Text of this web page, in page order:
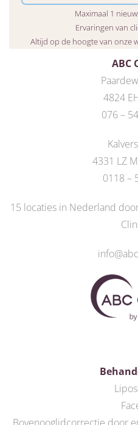
ABC
4824
076 –
4331 LZ
0118 –
15 locaties in Nederland
Maximaal 1
Ervaringen van
Altijd op de hoogte van onze